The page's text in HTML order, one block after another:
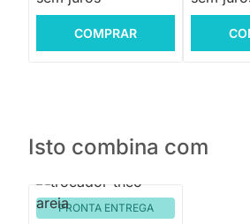
COMPRAR
Isto combina com
PRONTA ENTREGA